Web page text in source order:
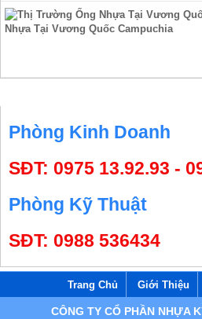
Nhựa Tại Vương Quốc Campuchia
Phòng Kinh Doanh
SĐT: 0975 13.92.93 -
Phòng Kỹ Thuật
SĐT: 0988 536434
Trang Chủ Giới Thiệu
CÔNG TY CỔ PHẦN NHỰA